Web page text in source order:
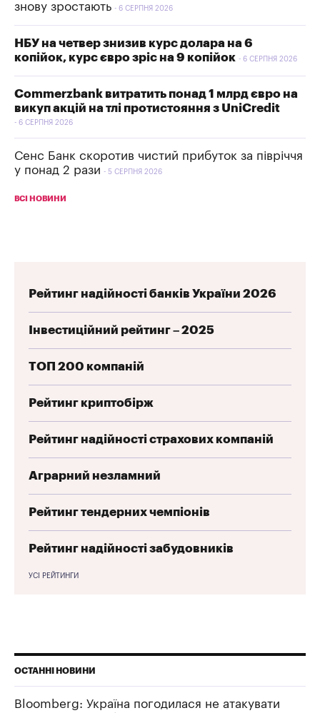
знову зростають
6 СЕРПНЯ 2026
НБУ на четвер знизив курс долара на 6
копійок, курс євро зріс на 9 копійок
6 СЕРПНЯ 2026
Commerzbank витратить понад 1 млрд євро на
викуп акцій на тлі протистояння з UniCredit
6 СЕРПНЯ 2026
Сенс Банк скоротив чистий прибуток за півріччя
у понад 2 рази
5 СЕРПНЯ 2026
ВСІ НОВИНИ
Рейтинг надійності банків України 2026
Інвестиційний рейтинг – 2025
ТОП 200 компаній
Рейтинг криптобірж
Рейтинг надійності страхових компаній
Аграрний незламний
Рейтинг тендерних чемпіонів
Рейтинг надійності забудовників
УСІ РЕЙТИНГИ
ОСТАННІ НОВИНИ
Bloomberg: Україна погодилася не атакувати